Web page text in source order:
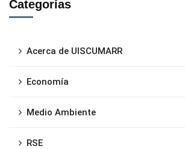
Categorías
Acerca de UISCUMARR
Economía
Medio Ambiente
RSE